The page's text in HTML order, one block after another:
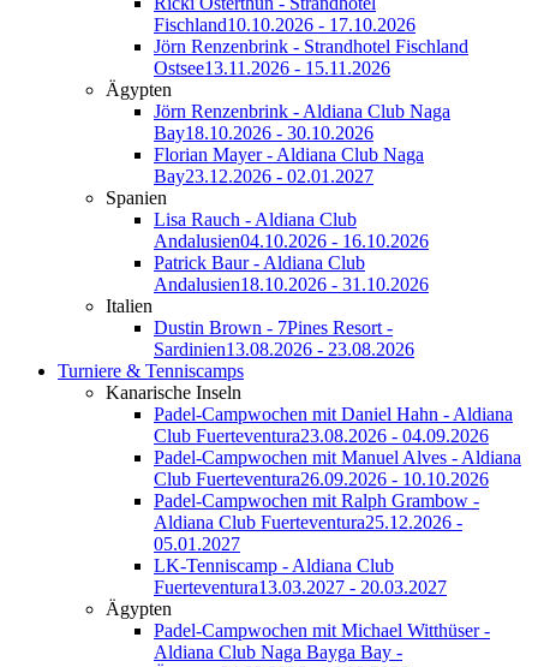
Fischland10.10.2026 - 17.10.2026
Jörn Renzenbrink - Strandhotel Fischland
Ostsee13.11.2026 - 15.11.2026
Ägypten
Jörn Renzenbrink - Aldiana Club Naga
Bay18.10.2026 - 30.10.2026
Florian Mayer - Aldiana Club Naga
Bay23.12.2026 - 02.01.2027
Spanien
Lisa Rauch - Aldiana Club
Andalusien04.10.2026 - 16.10.2026
Patrick Baur - Aldiana Club
Andalusien18.10.2026 - 31.10.2026
Italien
Dustin Brown - 7Pines Resort -
Sardinien13.08.2026 - 23.08.2026
Turniere & Tenniscamps
Kanarische Inseln
Padel-Campwochen mit Daniel Hahn - Aldiana
Club Fuerteventura23.08.2026 - 04.09.2026
Padel-Campwochen mit Manuel Alves - Aldiana
Club Fuerteventura26.09.2026 - 10.10.2026
Padel-Campwochen mit Ralph Grambow -
Aldiana Club Fuerteventura25.12.2026 -
05.01.2027
LK-Tenniscamp - Aldiana Club
Fuerteventura13.03.2027 - 20.03.2027
Ägypten
Padel-Campwochen mit Michael Witthüser -
Aldiana Club Naga Bayga Bay -